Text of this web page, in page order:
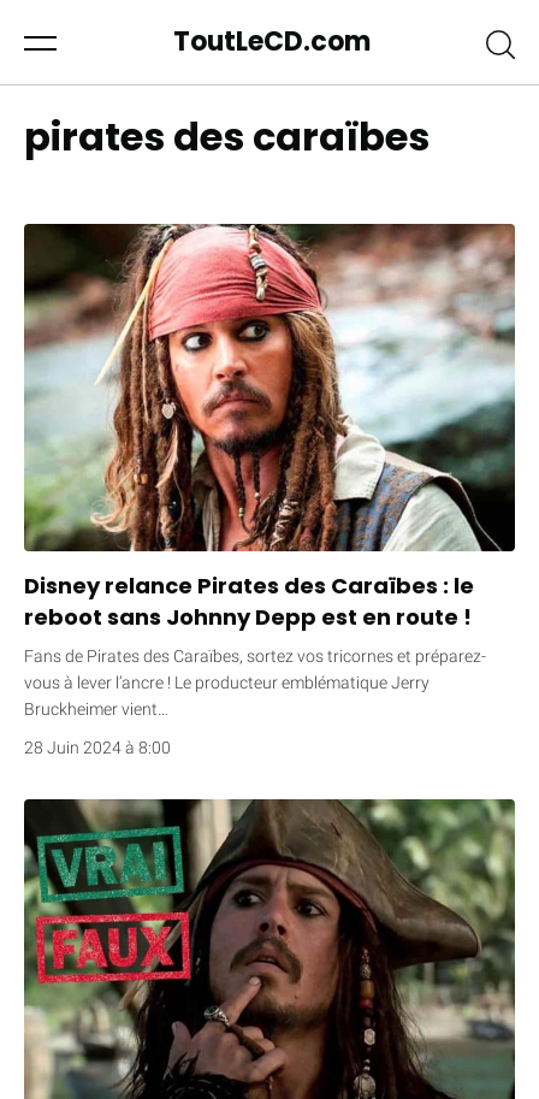
ToutLeCD.com
pirates des caraïbes
Disney relance Pirates des Caraïbes : le
reboot sans Johnny Depp est en route !
Fans de Pirates des Caraïbes, sortez vos tricornes et préparez-
vous à lever l’ancre ! Le producteur emblématique Jerry
Bruckheimer vient…
28 Juin 2024 à 8:00